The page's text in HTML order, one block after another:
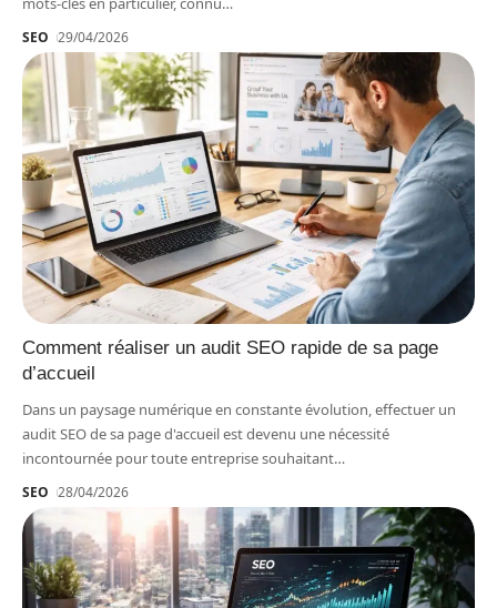
SEO 29/04/2026
Comment réaliser un audit SEO rapide de sa page
d’accueil
Dans un paysage numérique en constante évolution, effectuer un
audit SEO de sa page d'accueil est devenu une nécessité
incontournée pour toute entreprise souhaitant…
SEO 28/04/2026